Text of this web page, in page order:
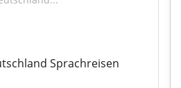
Sprachreisen